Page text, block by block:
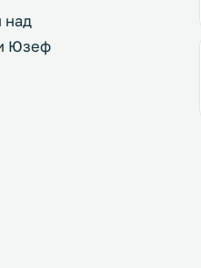
над
Юзеф